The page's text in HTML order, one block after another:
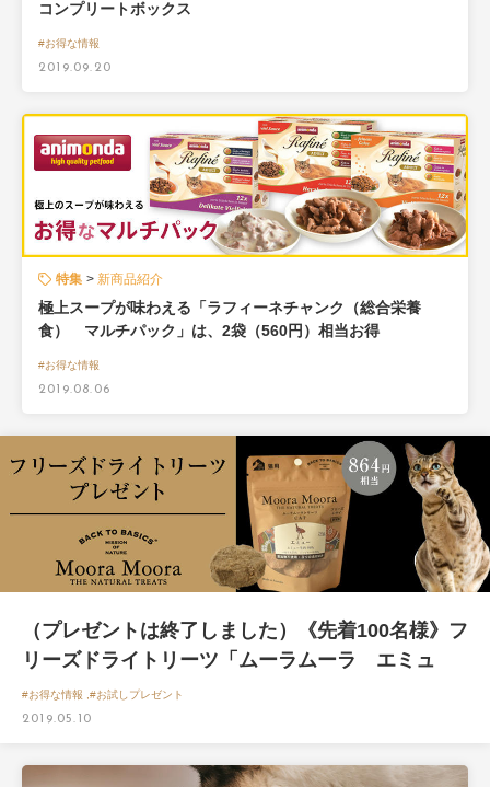
コンプリートボックス
#お得な情報
2019.09.20
特集 新商品紹介
極上スープが味わえる「ラフィーネチャンク（総合栄養
食） マルチパック」は、2袋（560円）相当お得
#お得な情報
2019.08.06
（プレゼントは終了しました）《先着100名様》フ
リーズドライトリーツ「ムーラムーラ エミュ
ー」プレゼント
#お得な情報 ,#お試しプレゼント
2019.05.10